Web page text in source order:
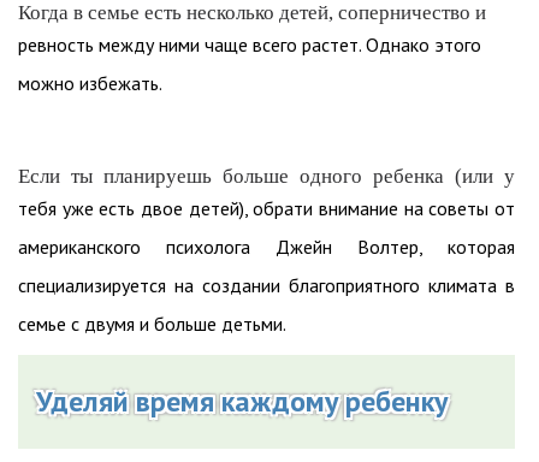
Когда в семье есть несколько детей, соперничество и
ревность между ними чаще всего растет. Однако этого
можно избежать.
Если ты планируешь больше одного ребенка (или у
тебя уже есть двое детей), обрати внимание на советы от
американского психолога Джейн Волтер, которая
специализируется на создании благоприятного климата в
семье с двумя и больше детьми.
Уделяй время каждому ребенку